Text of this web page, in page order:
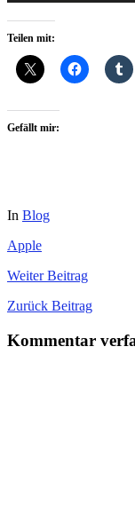
Teilen mit:
Gefällt mir:
In Blog
Apple
WeiterBeitrag
Zurück Beitrag
Kommentar